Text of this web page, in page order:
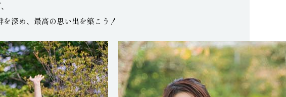
を深め、最高の思い出を築こう！